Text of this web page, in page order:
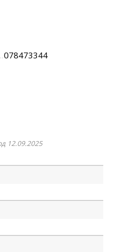
078473344
12.09.2025